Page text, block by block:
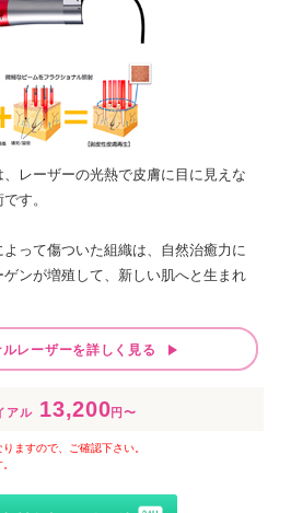
ますので、ご確認下さい。
レーザーの光熱で皮膚に目に見えな
す。
って傷ついた組織は、自然治癒力に
ンが増殖して、新しい肌へと生まれ
レーザーを詳しく見る
アル13,200円〜